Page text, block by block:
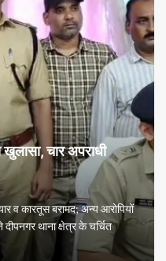
चार अपराधी
व कारतूस बरामद; अन्य आरोपियों
थाना क्षेत्र के चर्चित